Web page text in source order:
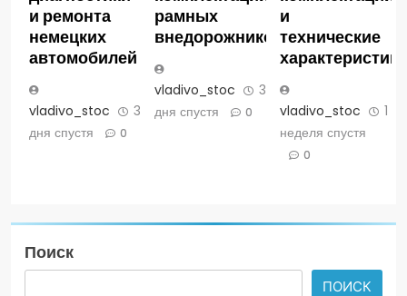
и ремонта
немецких
автомобилей
vladivo_stoc
3
дня спустя
0
рамных
внедорожников
vladivo_stoc
3
дня спустя
0
и
технические
характеристики
vladivo_stoc
1
неделя спустя
0
Поиск
ПОИСК